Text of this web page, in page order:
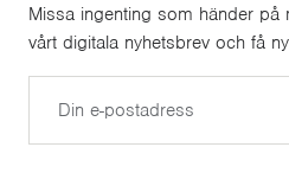
Missa ingenting som händer på
vårt digitala nyhetsbrev och få